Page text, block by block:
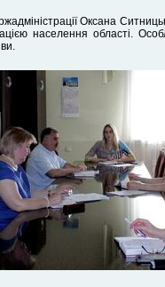
Оксана
населення області.